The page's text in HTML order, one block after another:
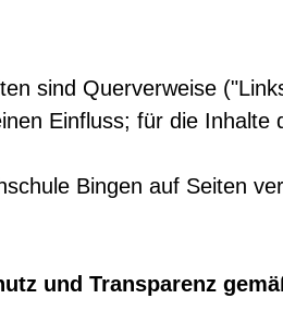
sind Querverweise
Einfluss; für die
Bingen auf Seiten
und Transparenz